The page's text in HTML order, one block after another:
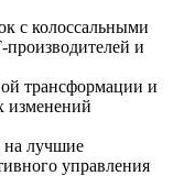
с колоссальными
и
трансформации и
изменений
на лучшие
управления